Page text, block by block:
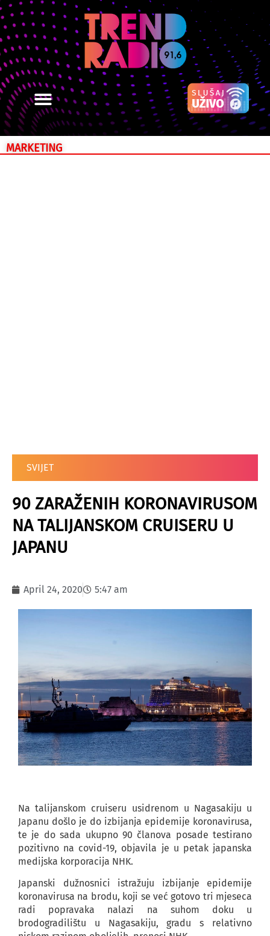
MARKETING
SVIJET
90 ZARAŽENIH KORONAVIRUSOM
NA TALIJANSKOM CRUISERU U
JAPANU
April 24, 2020 5:47 am
Na talijanskom cruiseru usidrenom u Nagasakiju u
Japanu došlo je do izbijanja epidemije koronavirusa,
te je do sada ukupno 90 članova posade testirano
pozitivno na covid-19, objavila je u petak japanska
medijska korporacija NHK.
Japanski dužnosnici istražuju izbijanje epidemije
koronavirusa na brodu, koji se već gotovo tri mjeseca
radi popravaka nalazi na suhom doku u
brodogradilištu u Nagasakiju, gradu s relativno